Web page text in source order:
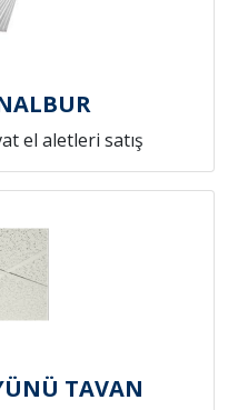
el aletleri satış
TAVAN